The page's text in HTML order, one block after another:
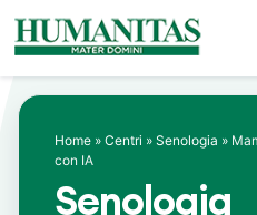
Skip
to
Home » Centri » Senologia »
con IA
Senologia